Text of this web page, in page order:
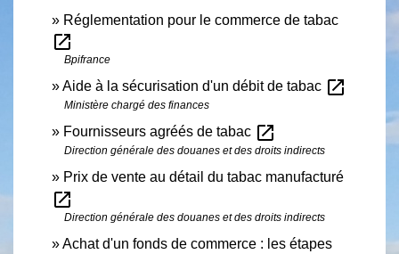
Réglementation pour le commerce de tabac
open_in_new
Bpifrance
Aide à la sécurisation d'un débit de tabac open_in_new
Ministère chargé des finances
Fournisseurs agréés de tabac open_in_new
Direction générale des douanes et des droits indirects
Prix de vente au détail du tabac manufacturé
open_in_new
Direction générale des douanes et des droits indirects
Achat d'un fonds de commerce : les étapes